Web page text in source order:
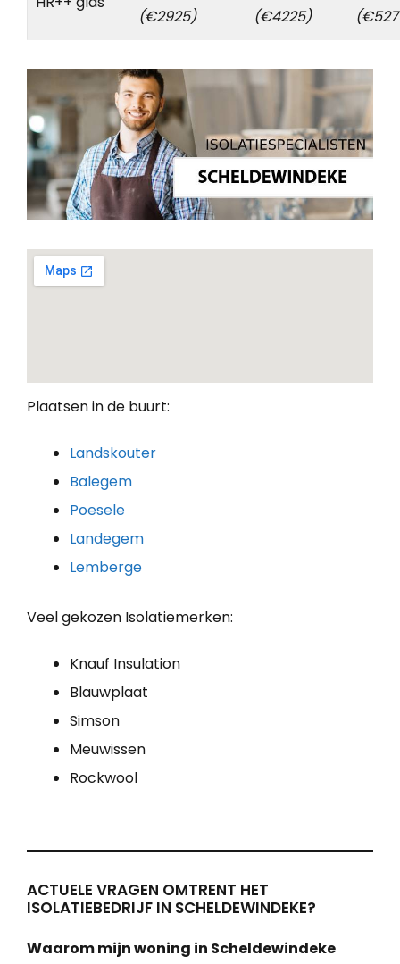
(€2925) (€4225)
Plaatsen in de buurt:
Landskouter
Balegem
Poesele
Landegem
Lemberge
Veel gekozen Isolatiemerken:
Knauf Insulation
Blauwplaat
Simson
Meuwissen
Rockwool
ACTUELE VRAGEN OMTRENT HET
ISOLATIEBEDRIJF IN SCHELDEWINDEKE?
Waarom mijn woning in Scheldewindeke